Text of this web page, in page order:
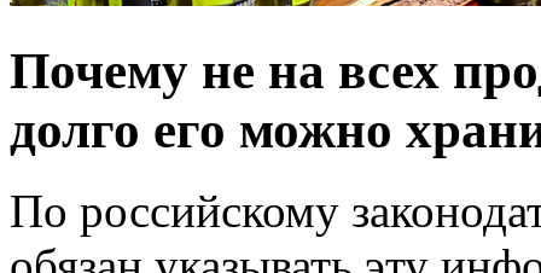
Почему не на всех
долго его можно
По российскому